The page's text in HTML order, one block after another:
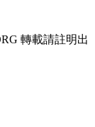
轉載請註明出